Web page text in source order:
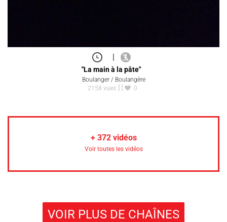
|
"La main à la pâte"
Boulanger / Boulangère
2158 vues
0
+ 372vidéos
Voir toutes les vidéos
VOIR PLUS DE CHAÎNES